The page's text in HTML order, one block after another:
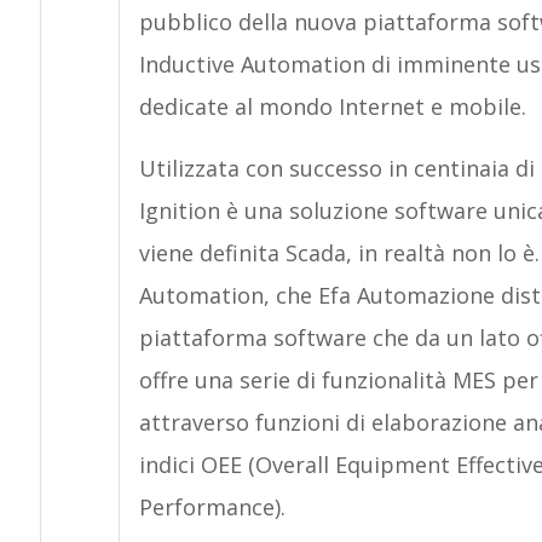
pubblico della nuova piattaforma
Inductive Automation di imminente
dedicate al mondo Internet e mobile.
Utilizzata con successo in centinaia
Ignition è una soluzione software
viene definita Scada, in realtà non lo
Automation, che Efa Automazione
piattaforma software che da un lato
offre una serie di funzionalità MES
attraverso funzioni di elaborazione
indici OEE (Overall Equipment
Performance).